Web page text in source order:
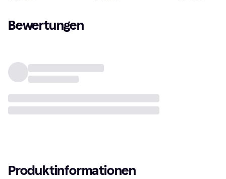
Bewertungen
Produktinformationen